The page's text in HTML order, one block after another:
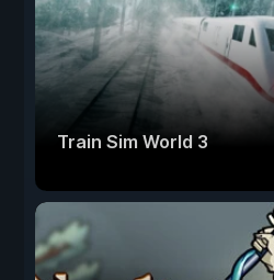
Train Sim World 3